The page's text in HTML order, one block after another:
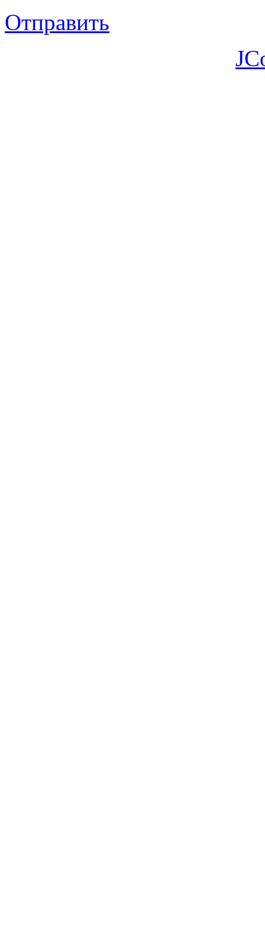
Отправить